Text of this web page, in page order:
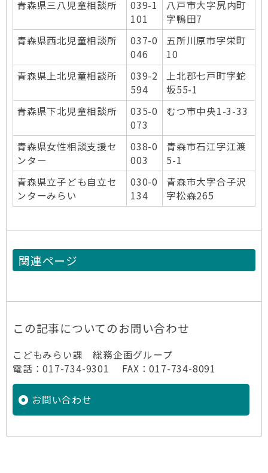
青森県三八児童相談所
039-1
101
八戸市大字尻内町
字鴨田7
青森県西北児童相談所
037-0
046
五所川原市字栄町
10
青森県上北児童相談所
039-2
594
上北郡七戸町字蛇
坂55-1
青森県下北児童相談所
035-0
073
むつ市中央1-3-33
青森県女性相談支援セ
ンター
038-0
003
青森市石江字江渡
5-1
青森県立子ども自立セ
ンターみらい
030-0
134
青森市大字合子沢
字松森265
関連ページ
この記事についてのお問い合わせ
こどもみらい課 総務企画グループ
電話：017-734-9301 FAX：017-734-8091
お問い合わせ